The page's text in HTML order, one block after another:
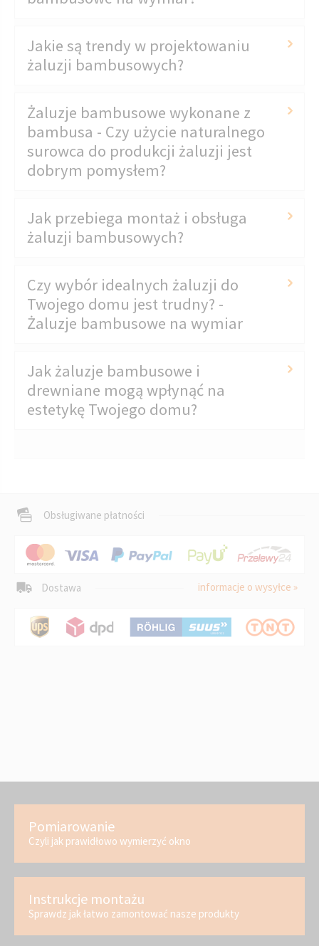
Jakie są trendy w projektowaniu
żaluzji bambusowych?
Żaluzje bambusowe wykonane z
bambusa - Czy użycie naturalnego
surowca do produkcji żaluzji jest
dobrym pomysłem?
Jak przebiega montaż i obsługa
żaluzji bambusowych?
Czy wybór idealnych żaluzji do
Twojego domu jest trudny? -
Żaluzje bambusowe na wymiar
Jak żaluzje bambusowe i
drewniane mogą wpłynąć na
estetykę Twojego domu?
Obsługiwane płatności
Dostawa informacje o wysyłce »
Pomiarowanie
Czyli jak prawidłowo wymierzyć okno
Instrukcje montażu
Sprawdz jak łatwo zamontować nasze produkty